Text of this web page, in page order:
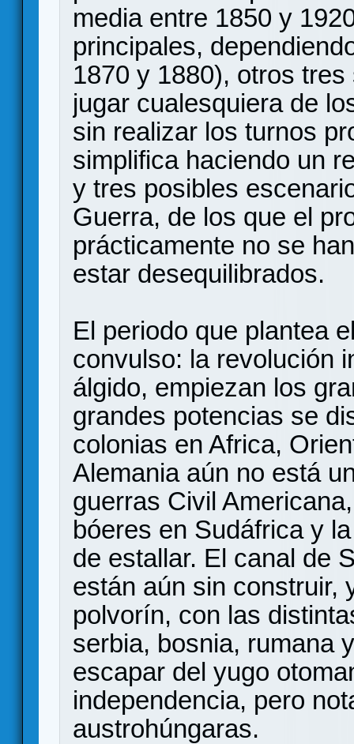
media entre 1850 y
principales,
1870 y 1880), otros
jugar cualesquiera de
sin realizar los turnos
simplifica haciendo un
y tres posibles
Guerra, de los que el
prácticamente no se
estar desequilibrados.
El periodo que plantea
convulso: la revolución
álgido, empiezan los
grandes potencias se
colonias en Africa,
Alemania aún no está
guerras Civil
bóeres en Sudáfrica y
de estallar. El canal de
están aún sin construir,
polvorín, con las
serbia, bosnia, rumana
escapar del yugo
independencia, pero
austrohúngaras.